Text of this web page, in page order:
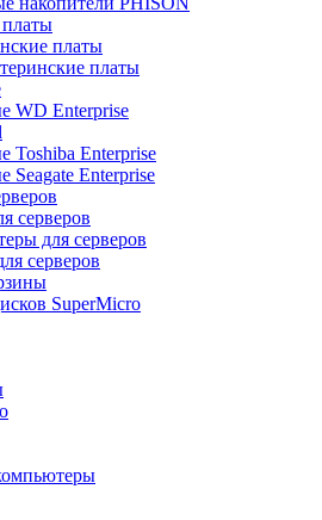
платы
платы
WD Enterprise
Toshiba Enterprise
Seagate Enterprise
серверов
для серверов
серверов
SuperMicro